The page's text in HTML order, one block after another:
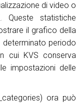
di video o
statistiche
il grafico della
periodo
cui KVS conserva
impostazioni delle
ora può